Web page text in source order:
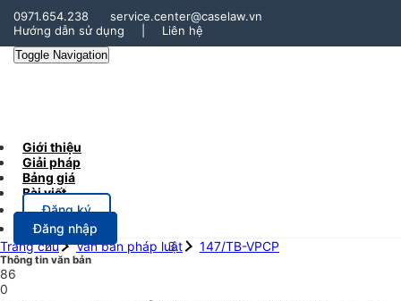
0971.654.238
service.center@caselaw.vn
Hướng dẫn sử dụng
Liên hệ
Toggle Navigation
Giới thiệu
Giải pháp
Bảng giá
Bài viết
Đăng ký
Đăng nhập
Trang chủ
Văn bản pháp luật 147/TB-VPCP
Thông tin văn bản
86
0